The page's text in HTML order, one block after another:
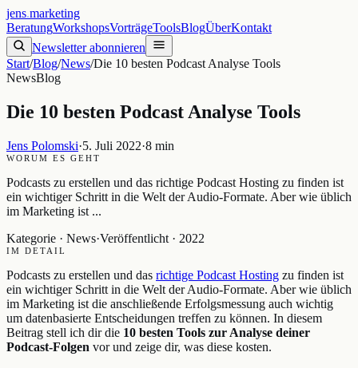
jens.marketing
BeratungWorkshopsVorträgeToolsBlogÜberKontakt
Newsletter abonnieren
Start/Blog/News/Die 10 besten Podcast Analyse Tools
NewsBlog
Die 10 besten Podcast Analyse Tools
Jens Polomski·5. Juli 2022·8 min
WORUM ES GEHT
Podcasts zu erstellen und das richtige Podcast Hosting zu finden ist
ein wichtiger Schritt in die Welt der Audio-Formate. Aber wie üblich
im Marketing ist ...
Kategorie · News·Veröffentlicht · 2022
IM DETAIL
Podcasts zu erstellen und das richtige Podcast Hosting zu finden ist
ein wichtiger Schritt in die Welt der Audio-Formate. Aber wie üblich
im Marketing ist die anschließende Erfolgsmessung auch wichtig
um datenbasierte Entscheidungen treffen zu können. In diesem
Beitrag stell ich dir die 10 besten Tools zur Analyse deiner
Podcast-Folgen vor und zeige dir, was diese kosten.